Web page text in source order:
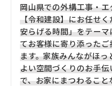
岡山県での外構工事・
【令和建設】にお任せ
安らげる時間」をテー
てお客様に寄り添った
ます。家族みんながほ
よい空間づくりのお手
で、お家にまつわるこ